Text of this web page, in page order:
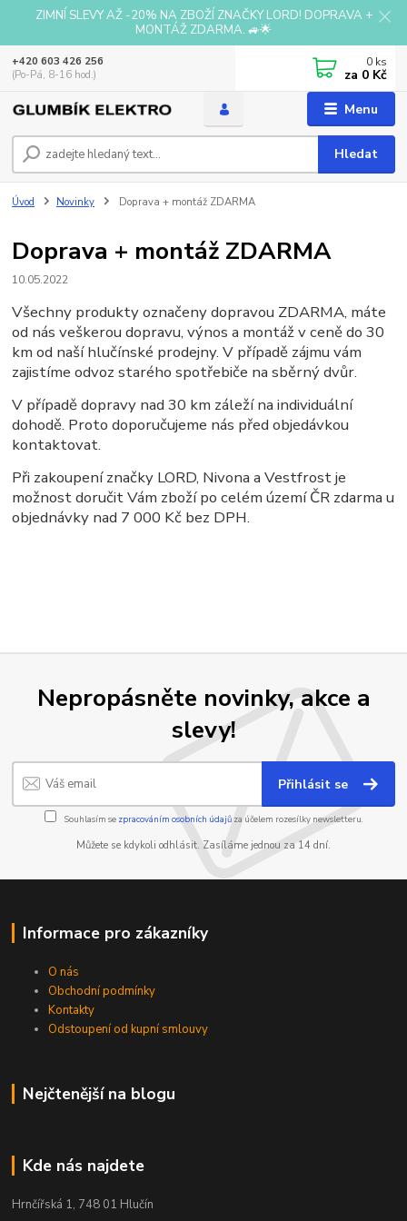
ZIMNÍ SLEVY AŽ -20% NA ZBOŽÍ ZNAČKY LORD! DOPRAVA +
MONTÁŽ ZDARMA. 🚙🌟
Menu
Hledat
+420 603 426 256
(Po-Pá, 8-16 hod.)
0 ks
za 0 Kč
Úvod Novinky Doprava + montáž ZDARMA
Doprava + montáž ZDARMA
10.05.2022
Všechny produkty označeny dopravou ZDARMA, máte
od nás veškerou dopravu, výnos a montáž v ceně do 30
km od naší hlučínské prodejny. V případě zájmu vám
zajistíme odvoz starého spotřebiče na sběrný dvůr.
V případě dopravy nad 30 km záleží na individuální
dohodě. Proto doporučujeme nás před objedávkou
kontaktovat.
Při zakoupení značky LORD, Nivona a Vestfrost je
možnost doručit Vám zboží po celém území ČR zdarma u
objednávky nad 7 000 Kč bez DPH.
Nepropásněte novinky, akce a
slevy!
Přihlásit se
Souhlasím se zpracováním osobních údajůza účelem rozesílky newsletteru.
Můžete se kdykoli odhlásit. Zasíláme jednou za 14 dní.
Informace pro zákazníky
O nás
Obchodní podmínky
Kontakty
Odstoupení od kupní smlouvy
Nejčtenější na blogu
Kde nás najdete
Hrnčířská 1, 748 01 Hlučín